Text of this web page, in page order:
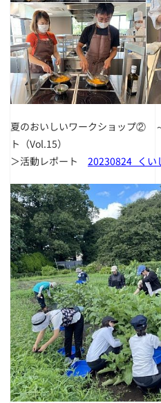
夏のおいしいワークショップ②
ト（Vol.15）
＞活動レポート 20230824_く